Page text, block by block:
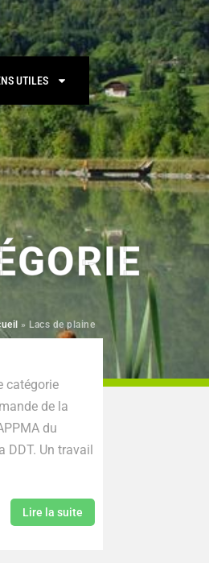
UTILES
» Lacs de plaine
catégorie
du
travail
Lire la suite